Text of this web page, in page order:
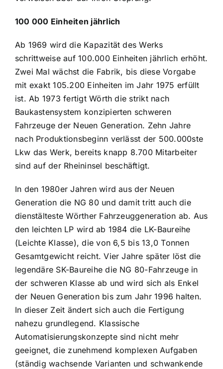
100 000 Einheiten jährlich
Ab 1969 wird die Kapazität des Werks
schrittweise auf 100.000 Einheiten jährlich erhöht.
Zwei Mal wächst die Fabrik, bis diese Vorgabe
mit exakt 105.200 Einheiten im Jahr 1975 erfüllt
ist. Ab 1973 fertigt Wörth die strikt nach
Baukastensystem konzipierten schweren
Fahrzeuge der Neuen Generation. Zehn Jahre
nach Produktionsbeginn verlässt der 500.000ste
Lkw das Werk, bereits knapp 8.700 Mitarbeiter
sind auf der Rheininsel beschäftigt.
In den 1980er Jahren wird aus der Neuen
Generation die NG 80 und damit tritt auch die
dienstälteste Wörther Fahrzeuggeneration ab. Aus
den leichten LP wird ab 1984 die LK-Baureihe
(Leichte Klasse), die von 6,5 bis 13,0 Tonnen
Gesamtgewicht reicht. Vier Jahre später löst die
legendäre SK-Baureihe die NG 80-Fahrzeuge in
der schweren Klasse ab und wird sich als Enkel
der Neuen Generation bis zum Jahr 1996 halten.
In dieser Zeit ändert sich auch die Fertigung
nahezu grundlegend. Klassische
Automatisierungskonzepte sind nicht mehr
geeignet, die zunehmend komplexen Aufgaben
(ständig wachsende Varianten und schwankende